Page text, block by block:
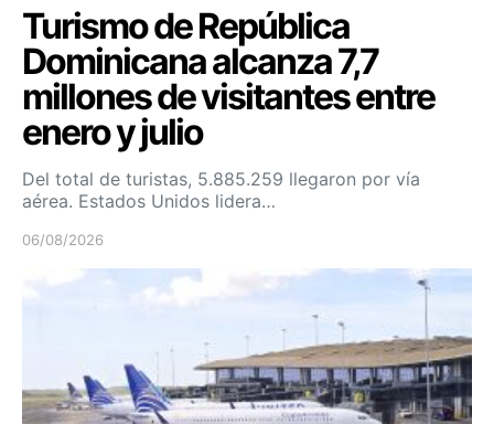
Turismo de República
Dominicana alcanza 7,7
millones de visitantes entre
enero y julio
Del total de turistas, 5.885.259 llegaron por vía
aérea. Estados Unidos lidera…
06/08/2026